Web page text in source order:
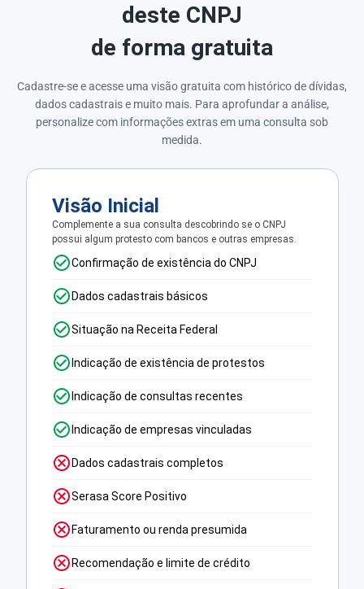
deste CNPJ
de forma gratuita
Cadastre-se e acesse uma visão gratuita com histórico de dívidas,
dados cadastrais e muito mais. Para aprofundar a análise,
personalize com informações extras em uma consulta sob
medida.
Visão Inicial
Complemente a sua consulta descobrindo se o CNPJ
possui algum protesto com bancos e outras empresas.
Confirmação de existência do CNPJ
Dados cadastrais básicos
Situação na Receita Federal
Indicação de existência de protestos
Indicação de consultas recentes
Indicação de empresas vinculadas
Dados cadastrais completos
Serasa Score Positivo
Faturamento ou renda presumida
Recomendação e limite de crédito